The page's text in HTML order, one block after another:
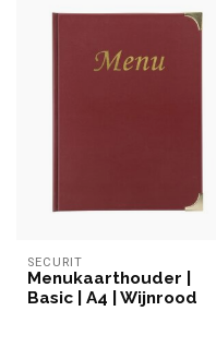
SECURIT
Menukaarthouder |
Basic | A4 | Wijnrood